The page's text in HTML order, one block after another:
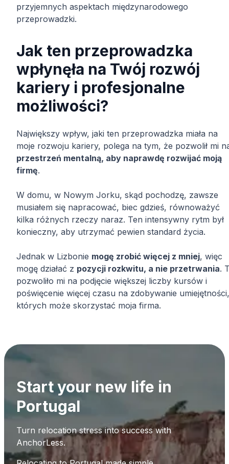
przyjemnych aspektach międzynarodowego
przeprowadzki.
Jak ten przeprowadzka
wpłynęła na Twój rozwój
kariery i profesjonalne
możliwości?
Największy wpływ, jaki ten przeprowadzka miała na
moje rozwoju kariery, polega na tym, że pozwolił mi
przestrzeń mentalną, aby naprawdę rozwijać moją
firmę.
W domu, w Nowym Jorku, skąd pochodzę, zawsze
musiałem się napracować, biec gdzieś, równoważyć
kilka różnych rzeczy naraz. Ten intensywny rytm był
konieczny, aby utrzymać pewien standard życia.
Jednak w Lizbonie mogę zrobić więcej z mniej, więc
mogę działać z pozycji rozkwitu, a nie przetrwania.
pozwoliło mi na podjęcie większej liczby kursów i
poświęcenie więcej czasu na zdobywanie
których może skorzystać moja firma.
Start your new life in
Portugal
Turn relocation stress into success with
AnchorLess.